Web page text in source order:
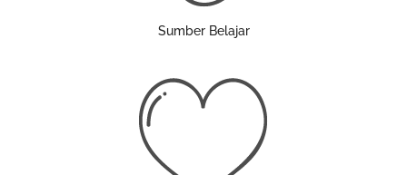
Sumber Belajar